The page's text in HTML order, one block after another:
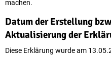
machen.
Datum der Erstellung
Aktualisierung der
Diese Erklärung wurde am